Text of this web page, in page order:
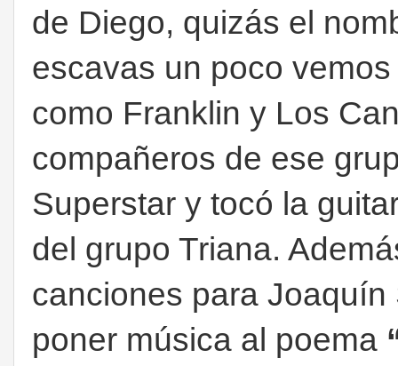
de Diego, quizás el
escavas un poco
como Franklin y Los
compañeros de ese
Superstar y tocó la
del grupo Triana.
canciones para
poner música al poema